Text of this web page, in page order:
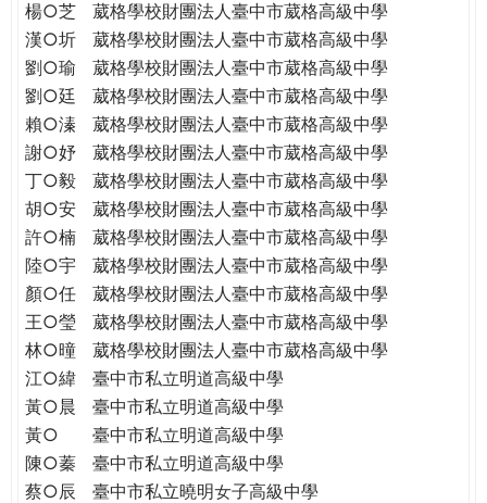
楊○芝
葳格學校財團法人臺中市葳格高級中學
漢○圻
葳格學校財團法人臺中市葳格高級中學
劉○瑜
葳格學校財團法人臺中市葳格高級中學
劉○廷
葳格學校財團法人臺中市葳格高級中學
賴○溱
葳格學校財團法人臺中市葳格高級中學
謝○妤
葳格學校財團法人臺中市葳格高級中學
丁○毅
葳格學校財團法人臺中市葳格高級中學
胡○安
葳格學校財團法人臺中市葳格高級中學
許○楠
葳格學校財團法人臺中市葳格高級中學
陸○宇
葳格學校財團法人臺中市葳格高級中學
顏○任
葳格學校財團法人臺中市葳格高級中學
王○瑩
葳格學校財團法人臺中市葳格高級中學
林○曈
葳格學校財團法人臺中市葳格高級中學
江○緯
臺中市私立明道高級中學
黃○晨
臺中市私立明道高級中學
黃○
臺中市私立明道高級中學
陳○蓁
臺中市私立明道高級中學
蔡○辰
臺中市私立曉明女子高級中學